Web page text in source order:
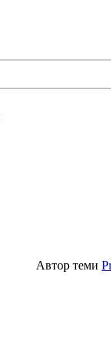
Автор теми